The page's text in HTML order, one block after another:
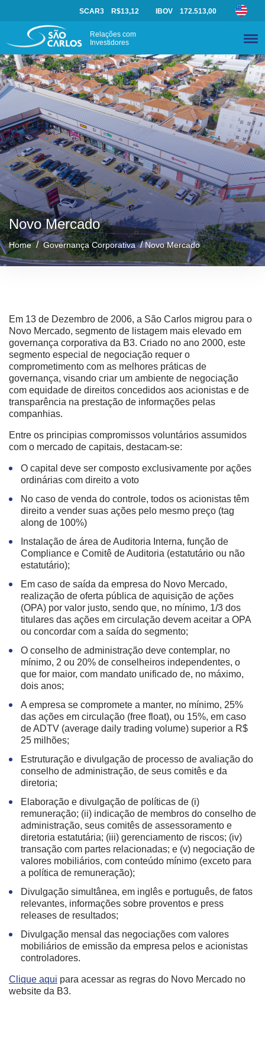
Relações com
Investidores
SCAR3 R$13,12 IBOV 172.513,00
Novo Mercado
Home / Governança Corporativa /Novo Mercado
Em 13 de Dezembro de 2006, a São Carlos migrou para o
Novo Mercado, segmento de listagem mais elevado em
governança corporativa da B3. Criado no ano 2000, este
segmento especial de negociação requer o
comprometimento com as melhores práticas de
governança, visando criar um ambiente de negociação
com equidade de direitos concedidos aos acionistas e de
transparência na prestação de informações pelas
companhias.
Entre os principias compromissos voluntários assumidos
com o mercado de capitais, destacam-se:
O capital deve ser composto exclusivamente por ações
ordinárias com direito a voto
No caso de venda do controle, todos os acionistas têm
direito a vender suas ações pelo mesmo preço (tag
along de 100%)
Instalação de área de Auditoria Interna, função de
Compliance e Comitê de Auditoria (estatutário ou não
estatutário);
Em caso de saída da empresa do Novo Mercado,
realização de oferta pública de aquisição de ações
(OPA) por valor justo, sendo que, no mínimo, 1/3 dos
titulares das ações em circulação devem aceitar a OPA
ou concordar com a saída do segmento;
O conselho de administração deve contemplar, no
mínimo, 2 ou 20% de conselheiros independentes, o
que for maior, com mandato unificado de, no máximo,
dois anos;
A empresa se compromete a manter, no mínimo, 25%
das ações em circulação (free float), ou 15%, em caso
de ADTV (average daily trading volume) superior a R$
25 milhões;
Estruturação e divulgação de processo de avaliação do
conselho de administração, de seus comitês e da
diretoria;
Elaboração e divulgação de políticas de (i)
remuneração; (ii) indicação de membros do conselho de
administração, seus comitês de assessoramento e
diretoria estatutária; (iii) gerenciamento de riscos; (iv)
transação com partes relacionadas; e (v) negociação de
valores mobiliários, com conteúdo mínimo (exceto para
a política de remuneração);
Divulgação simultânea, em inglês e português, de fatos
relevantes, informações sobre proventos e press
releases de resultados;
Divulgação mensal das negociações com valores
mobiliários de emissão da empresa pelos e acionistas
controladores.
Clique aqui para acessar as regras do Novo Mercado no
website da B3.